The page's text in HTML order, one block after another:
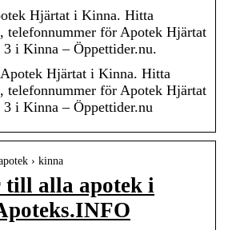
Hjärtat i Kinna. Hitta
telefonnummer för Apotek Hjärtat
3 i Kinna – Öppettider.nu.
Hjärtat i Kinna. Hitta
telefonnummer för Apotek Hjärtat
3 i Kinna – Öppettider.nu
› kinna
till alla apotek i